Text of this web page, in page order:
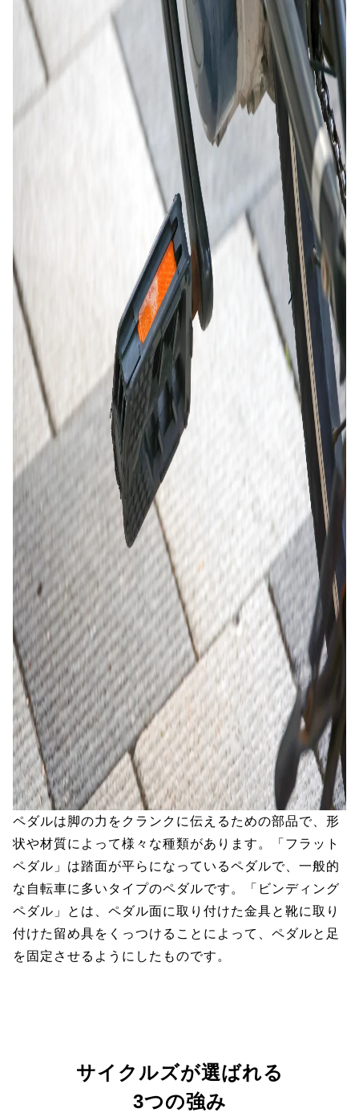
ペダルは脚の力をクランクに伝えるための部品で、形
状や材質によって様々な種類があります。「フラット
ペダル」は踏面が平らになっているペダルで、一般的
な自転車に多いタイプのペダルです。「ビンディング
ペダル」とは、ペダル面に取り付けた金具と靴に取り
付けた留め具をくっつけることによって、ペダルと足
を固定させるようにしたものです。
サイクルズが選ばれる
3つの強み